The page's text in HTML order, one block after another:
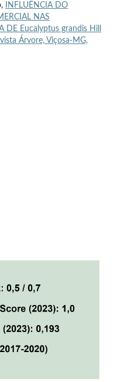
INFLUÊNCIA DO
NAS
DE Eucalyptus grandis Hill
Árvore, Viçosa-MG,